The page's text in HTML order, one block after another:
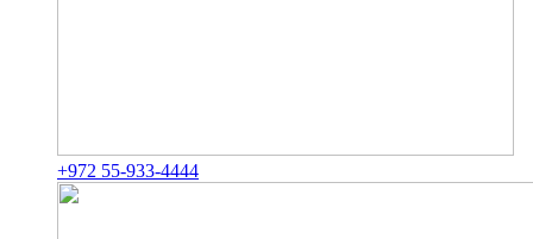
+972 55-933-4444